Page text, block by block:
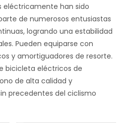
eléctricamente han sido
de numerosos entusiastas
logrando una estabilidad
Pueden equiparse con
y amortiguadores de resorte.
bicicleta eléctricos de
de alta calidad y
precedentes del ciclismo